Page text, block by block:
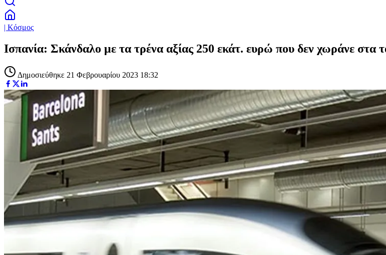
| Κόσμος
Ισπανία: Σκάνδαλο με τα τρένα αξίας 250 εκάτ. ευρώ που δεν χωράνε στα
Δημοσιεύθηκε 21 Φεβρουαρίου 2023 18:32